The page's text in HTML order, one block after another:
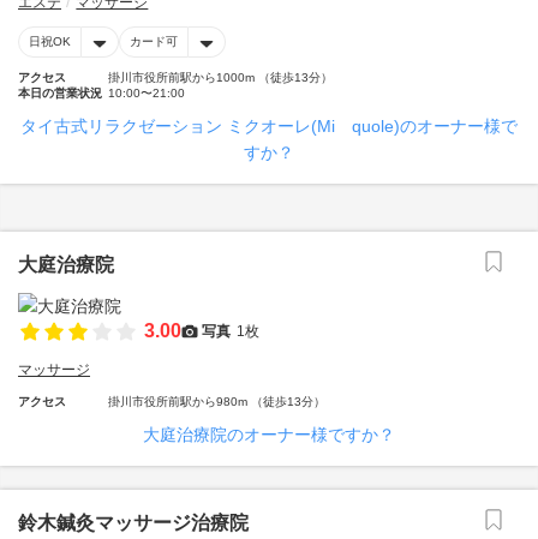
日祝OK カード可
アクセス
掛川市役所前駅から1000m （徒歩13分）
本日の営業状況 10:00〜21:00
タイ古式リラクゼーション ミクオーレ(Mi quole)のオーナー様で
すか？
大庭治療院
3.00 写真 1枚
マッサージ
アクセス 掛川市役所前駅から980m （徒歩13分）
大庭治療院のオーナー様ですか？
鈴木鍼灸マッサージ治療院